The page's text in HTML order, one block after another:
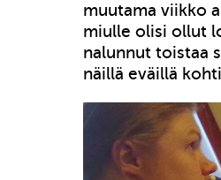
muutama viikko
miulle olisi ollut
nalunnut toistaa
näillä eväillä